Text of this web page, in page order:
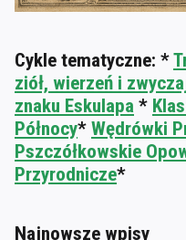
Cykle tematyczne: *
ziół, wierzeń i
znaku Eskulapa *
Północy* Wędrówki
Pszczółkowskie
Przyrodnicze*
Najnowsze wpisy